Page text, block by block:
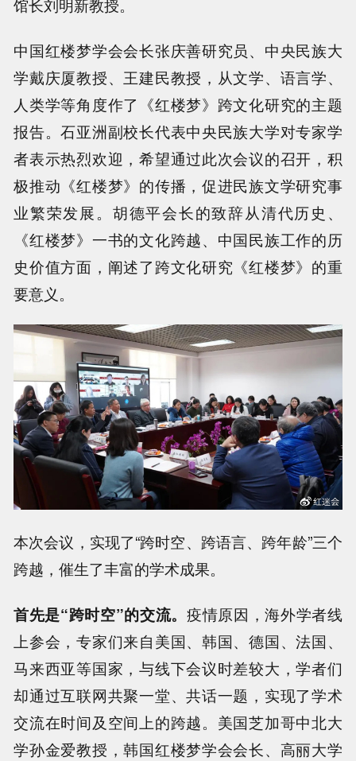
馆长刘明新教授。
中国红楼梦学会会长张庆善研究员、中央民族大
学戴庆厦教授、王建民教授，从文学、语言学、
人类学等角度作了《红楼梦》跨文化研究的主题
报告。石亚洲副校长代表中央民族大学对专家学
者表示热烈欢迎，希望通过此次会议的召开，积
极推动《红楼梦》的传播，促进民族文学研究事
业繁荣发展。胡德平会长的致辞从清代历史、
《红楼梦》一书的文化跨越、中国民族工作的历
史价值方面，阐述了跨文化研究《红楼梦》的重
要意义。
本次会议，实现了“跨时空、跨语言、跨年龄”三个
跨越，催生了丰富的学术成果。
首先是“跨时空”的交流。 疫情原因，海外学者线
上参会，专家们来自美国、韩国、德国、法国、
马来西亚等国家，与线下会议时差较大，学者们
却通过互联网共聚一堂、共话一题，实现了学术
交流在时间及空间上的跨越。美国芝加哥中北大
学孙金爱教授，韩国红楼梦学会会长、高丽大学